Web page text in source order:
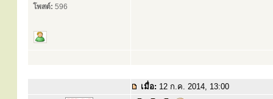
โพสต์: 596
เมื่อ: 12 ก.ค. 2014, 13:00